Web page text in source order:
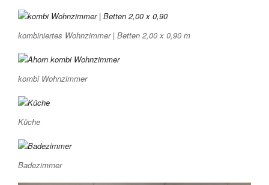
kombiniertes Wohnzimmer | Betten 2,00 x 0,90 m
kombi Wohnzimmer
Küche
Badezimmer